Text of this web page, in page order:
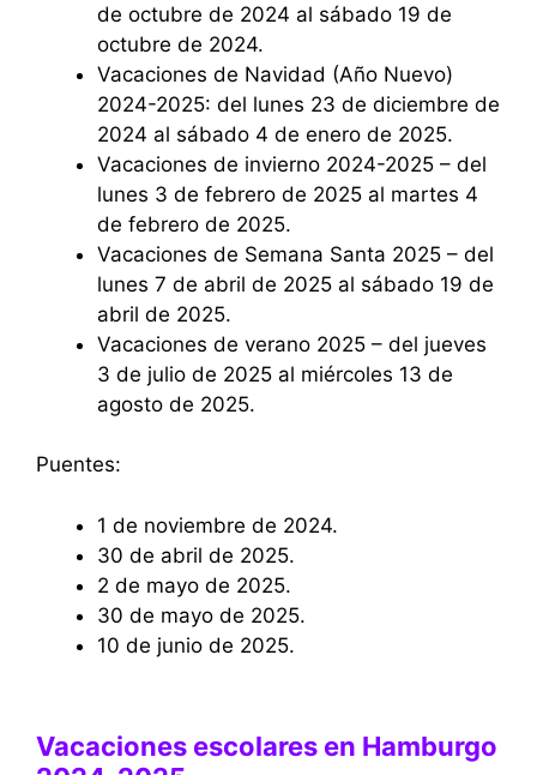
de octubre de 2024 al sábado 19 de
octubre de 2024.
Vacaciones de Navidad (Año Nuevo)
2024-2025: del lunes 23 de diciembre de
2024 al sábado 4 de enero de 2025.
Vacaciones de invierno 2024-2025 – del
lunes 3 de febrero de 2025 al martes 4
de febrero de 2025.
Vacaciones de Semana Santa 2025 – del
lunes 7 de abril de 2025 al sábado 19 de
abril de 2025.
Vacaciones de verano 2025 – del jueves
3 de julio de 2025 al miércoles 13 de
agosto de 2025.
Puentes:
1 de noviembre de 2024.
30 de abril de 2025.
2 de mayo de 2025.
30 de mayo de 2025.
10 de junio de 2025.
Vacaciones escolares en Hamburgo